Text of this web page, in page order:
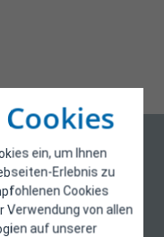
ein, um Ihnen
Erlebnis zu
Cookies
Verwendung von allen
auf unserer